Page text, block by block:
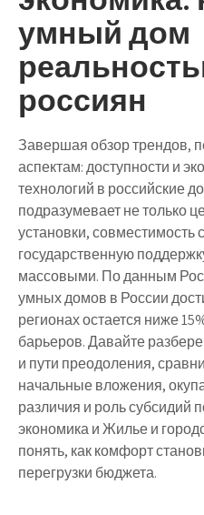
умный дом
россиян
Завершая обзор трендов,
аспектам: доступности и
технологий в российские
подразумевает не только
установки,
государственную
массовыми. По данным
умных домов в России
регионах остается ниже
барьеров. Давайте
и пути преодоления,
начальные вложения,
различия и роль
экономика и Жилье и
понять, как комфорт
перегрузки бюджета.